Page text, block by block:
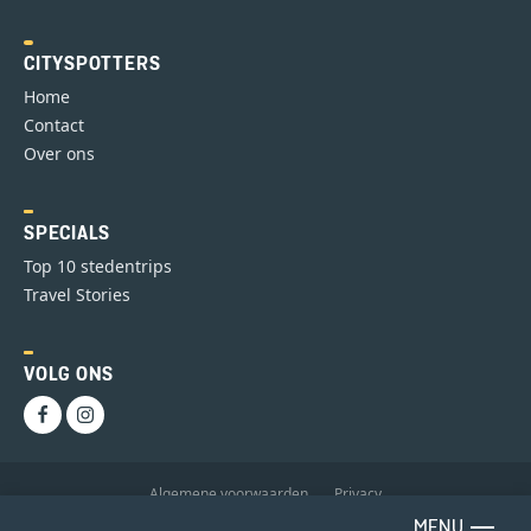
CITYSPOTTERS
Home
Contact
Over ons
SPECIALS
Top 10 stedentrips
Travel Stories
VOLG ONS
Algemene voorwaarden
Privacy